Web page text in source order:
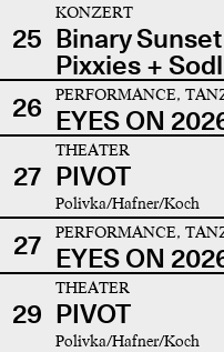
25
KONZERT
Binary
Pixxies + Sodl
26
PERFORMANCE,
EYES ON
27
THEATER
PIVOT
Polivka/Hafner/Koch
27 PERFORMANCE,
EYES ON
29
THEATER
PIVOT
Polivka/Hafner/Koch